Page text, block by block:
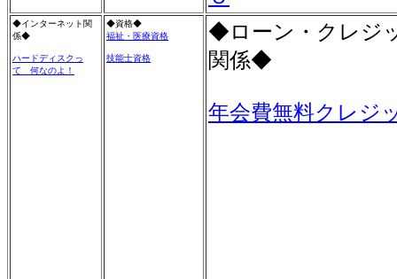
◆インターネット関
係◆
ハードディスクっ
て 何なのよ！
◆資格◆
福祉・医療資格
技能士資格
◆ローン・クレジ
関係◆
年会費無料クレジ